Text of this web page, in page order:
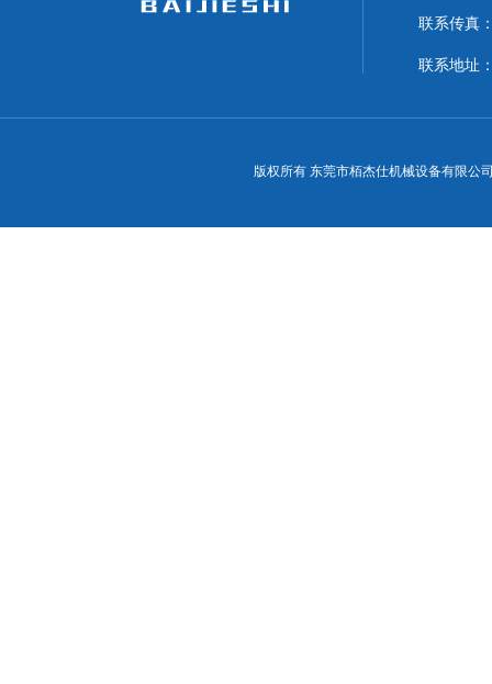
联系传真
联系地址
版权所有 东莞市栢杰仕机械设备有限公